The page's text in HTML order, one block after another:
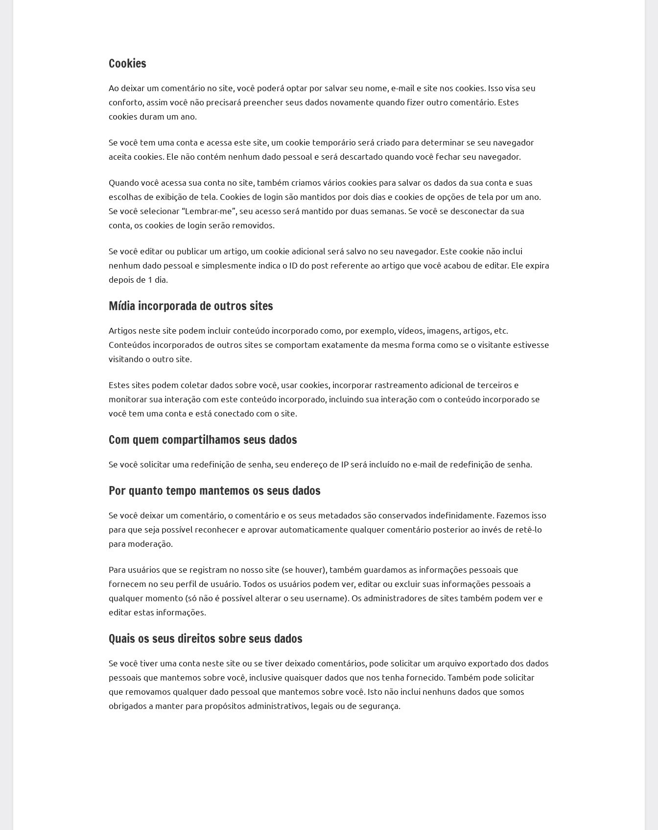
Cookies
Ao deixar um comentário no site, você poderá optar por salvar seu nome, e-mail e site nos cookies. Isso visa seu
conforto, assim você não precisará preencher seus dados novamente quando fizer outro comentário. Estes
cookies duram um ano.
Se você tem uma conta e acessa este site, um cookie temporário será criado para determinar se seu navegador
aceita cookies. Ele não contém nenhum dado pessoal e será descartado quando você fechar seu navegador.
Quando você acessa sua conta no site, também criamos vários cookies para salvar os dados da sua conta e suas
escolhas de exibição de tela. Cookies de login são mantidos por dois dias e cookies de opções de tela por um ano.
Se você selecionar “Lembrar-me”, seu acesso será mantido por duas semanas. Se você se desconectar da sua
conta, os cookies de login serão removidos.
Se você editar ou publicar um artigo, um cookie adicional será salvo no seu navegador. Este cookie não inclui
nenhum dado pessoal e simplesmente indica o ID do post referente ao artigo que você acabou de editar. Ele expira
depois de 1 dia.
Mídia incorporada de outros sites
Artigos neste site podem incluir conteúdo incorporado como, por exemplo, vídeos, imagens, artigos, etc.
Conteúdos incorporados de outros sites se comportam exatamente da mesma forma como se o visitante estivesse
visitando o outro site.
Estes sites podem coletar dados sobre você, usar cookies, incorporar rastreamento adicional de terceiros e
monitorar sua interação com este conteúdo incorporado, incluindo sua interação com o conteúdo incorporado se
você tem uma conta e está conectado com o site.
Com quem compartilhamos seus dados
Se você solicitar uma redefinição de senha, seu endereço de IP será incluído no e-mail de redefinição de senha.
Por quanto tempo mantemos os seus dados
Se você deixar um comentário, o comentário e os seus metadados são conservados indefinidamente. Fazemos isso
para que seja possível reconhecer e aprovar automaticamente qualquer comentário posterior ao invés de retê-lo
para moderação.
Para usuários que se registram no nosso site (se houver), também guardamos as informações pessoais que
fornecem no seu perfil de usuário. Todos os usuários podem ver, editar ou excluir suas informações pessoais a
qualquer momento (só não é possível alterar o seu username). Os administradores de sites também podem ver e
editar estas informações.
Quais os seus direitos sobre seus dados
Se você tiver uma conta neste site ou se tiver deixado comentários, pode solicitar um arquivo exportado dos dados
pessoais que mantemos sobre você, inclusive quaisquer dados que nos tenha fornecido. Também pode solicitar
que removamos qualquer dado pessoal que mantemos sobre você. Isto não inclui nenhuns dados que somos
obrigados a manter para propósitos administrativos, legais ou de segurança.